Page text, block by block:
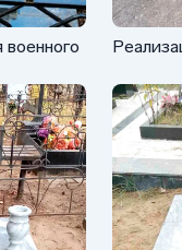
военного